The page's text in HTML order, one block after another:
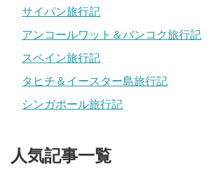
サイパン旅行記
アンコールワット＆バンコク旅行記
スペイン旅行記
タヒチ＆イースター島旅行記
シンガポール旅行記
人気記事一覧